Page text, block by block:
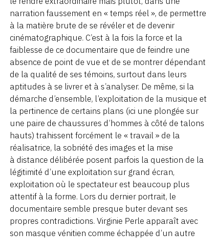
narration faussement en « temps réel », de permettre
à la matière brute de se révéler et de devenir
cinématographique. C’est à la fois la force et la
faiblesse de ce documentaire que de feindre une
absence de point de vue et de se montrer dépendant
de la qualité de ses témoins, surtout dans leurs
aptitudes à se livrer et à s’analyser. De même, si la
démarche d’ensemble, l’exploitation de la musique et
la pertinence de certains plans (ici une plongée sur
une paire de chaussures d’hommes à côté de talons
hauts) trahissent forcément le « travail » de la
réalisatrice, la sobriété des images et la mise
à distance délibérée posent parfois la question de la
légitimité d’une exploitation sur grand écran,
exploitation où le spectateur est beaucoup plus
attentif à la forme. Lors du dernier portrait, le
documentaire semble presque buter devant ses
propres contradictions. Virginie Perle apparaît avec
son masque vénitien comme échappée d’un autre